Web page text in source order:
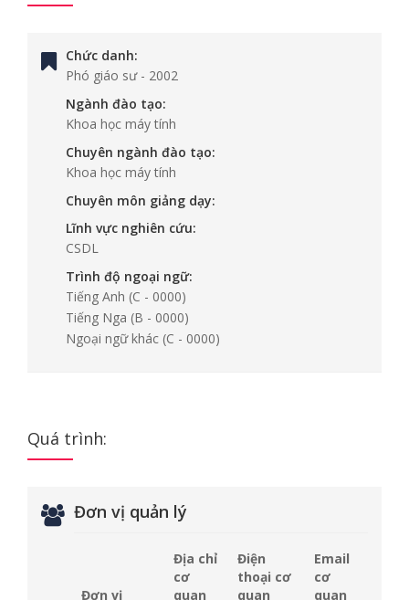
Chức danh:
Phó giáo sư- 2002
Ngành đào tạo:
Khoa học máy tính
Chuyên ngành đào tạo:
Khoa học máy tính
Chuyên môn giảng dạy:
Lĩnh vực nghiên cứu:
CSDL
Trình độ ngoại ngữ:
Tiếng Anh (C - 0000)
Tiếng Nga (B - 0000)
Ngoại ngữ khác (C - 0000)
Quá trình:
Đơn vị quản lý
Đơn vị
Địa chỉ
cơ
quan
Điện
thoại cơ
quan
Email
cơ
quan